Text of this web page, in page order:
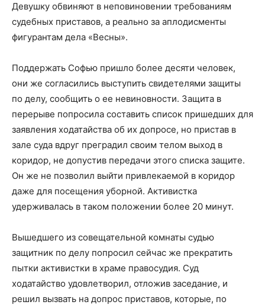
Девушку обвиняют в неповиновении требованиям
судебных приставов, а реально за аплодисменты
фигурантам дела «Весны».
Поддержать Софью пришло более десяти человек,
они же согласились выступить свидетелями защиты
по делу, сообщить о ее невиновности. Защита в
перерыве попросила составить список пришедших для
заявления ходатайства об их допросе, но пристав в
зале суда вдруг преградил своим телом выход в
коридор, не допустив передачи этого списка защите.
Он же не позволил выйти привлекаемой в коридор
даже для посещения уборной. Активистка
удерживалась в таком положении более 20 минут.
Вышедшего из совещательной комнаты судью
защитник по делу попросил сейчас же прекратить
пытки активистки в храме правосудия. Суд
ходатайство удовлетворил, отложив заседание, и
решил вызвать на допрос приставов, которые, по